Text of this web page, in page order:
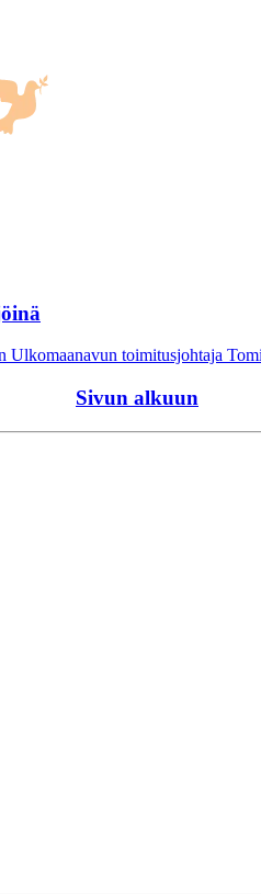
toimitusjohtaja
Sivun alkuun